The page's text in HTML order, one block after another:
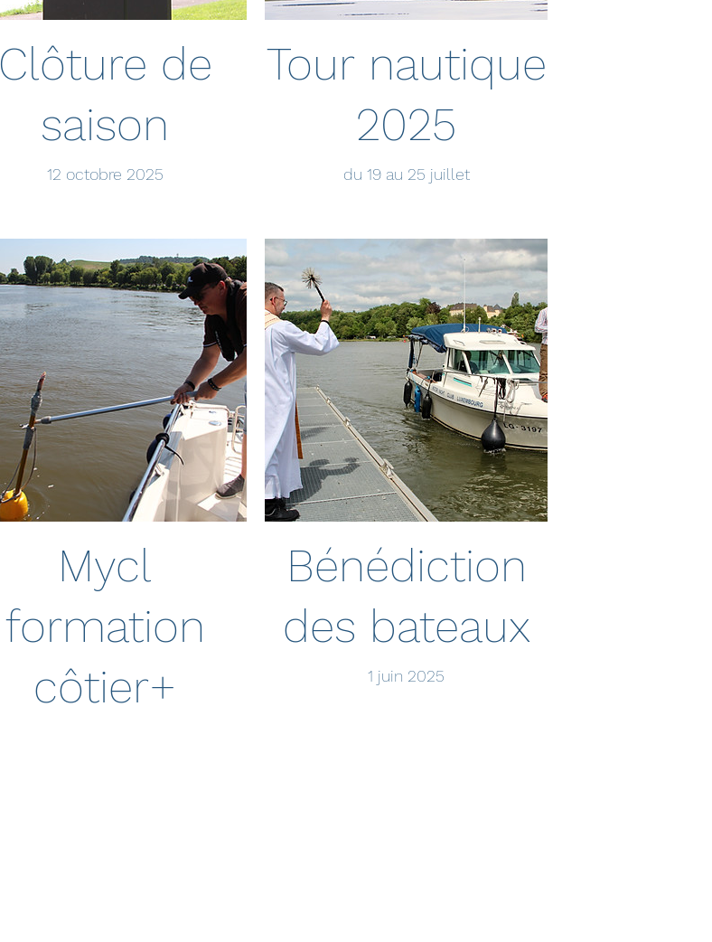
Clôture de
saison
12 octobre 2025
Tour nautique
2025
du 19 au 25 juillet
Mycl
formation
côtier+
Bénédiction
des bateaux
1 juin 2025